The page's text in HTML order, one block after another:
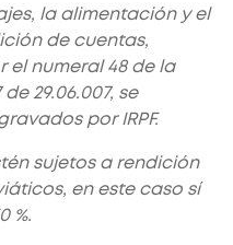
la alimentación y el
de cuentas,
numeral 48 de la
29.06.007, se
por IRPF.
sujetos a rendición
en este caso sí
%.